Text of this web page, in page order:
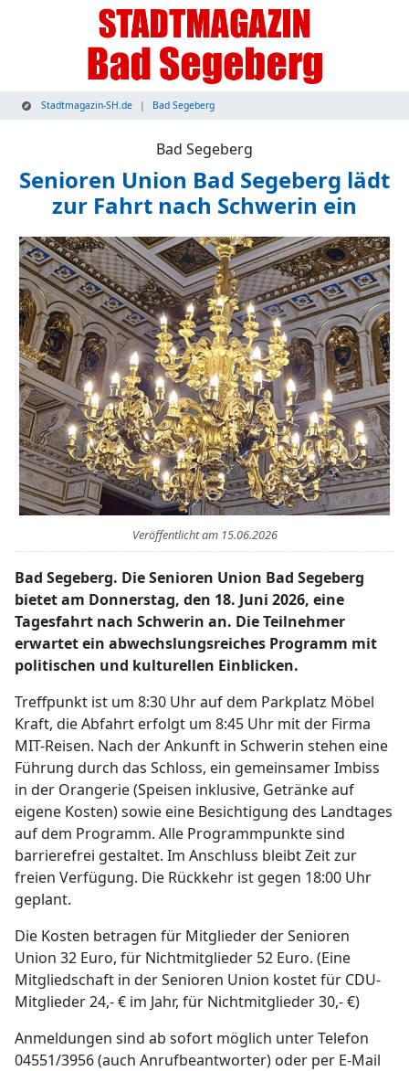
Stadtmagazin-SH.de Bad Segeberg
Bad Segeberg
Senioren Union Bad Segeberg lädt
zur Fahrt nach Schwerin ein
Veröffentlicht am 15.06.2026
Bad Segeberg. Die Senioren Union Bad Segeberg
bietet am Donnerstag, den 18. Juni 2026, eine
Tagesfahrt nach Schwerin an. Die Teilnehmer
erwartet ein abwechslungsreiches Programm mit
politischen und kulturellen Einblicken.
Treffpunkt ist um 8:30 Uhr auf dem Parkplatz Möbel
Kraft, die Abfahrt erfolgt um 8:45 Uhr mit der Firma
MIT-Reisen. Nach der Ankunft in Schwerin stehen eine
Führung durch das Schloss, ein gemeinsamer Imbiss
in der Orangerie (Speisen inklusive, Getränke auf
eigene Kosten) sowie eine Besichtigung des Landtages
auf dem Programm. Alle Programmpunkte sind
barrierefrei gestaltet. Im Anschluss bleibt Zeit zur
freien Verfügung. Die Rückkehr ist gegen 18:00 Uhr
geplant.
Die Kosten betragen für Mitglieder der Senioren
Union 32 Euro, für Nichtmitglieder 52 Euro. (Eine
Mitgliedschaft in der Senioren Union kostet für CDU-
Mitglieder 24,- € im Jahr, für Nichtmitglieder 30,- €)
Anmeldungen sind ab sofort möglich unter Telefon
04551/3956 (auch Anrufbeantworter) oder per E-Mail